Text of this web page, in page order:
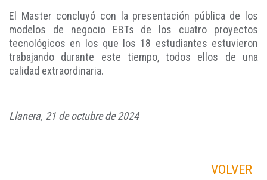
El Master concluyó con la presentación pública de los
modelos de negocio EBTs de los cuatro proyectos
tecnológicos en los que los 18 estudiantes estuvieron
trabajando durante este tiempo, todos ellos de una
calidad extraordinaria.
Llanera, 21 de octubre de 2024
VOLVER